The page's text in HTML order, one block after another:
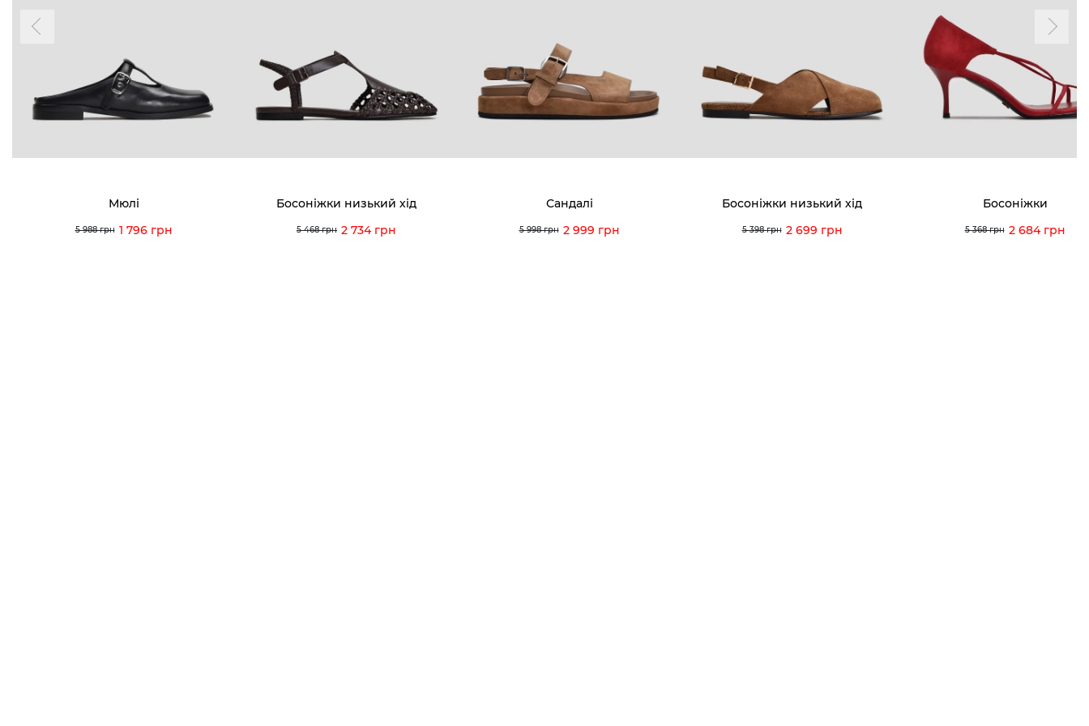
Мюлі
5 988 грн 1 796 грн
Босоніжки низький хід
5 468 грн 2 734 грн
Сандалі
5 998 грн 2 999 грн
Босоніжки низький хід
5 398 грн 2 699 грн
Босоніжки
5 368 грн 2 684 грн
Для неї
0 (973) 89-43-98
Вакансії та Робота
Наші магазини
Доставка і оплата
Гарантія і повернення
Мої закази
Мої перегляди